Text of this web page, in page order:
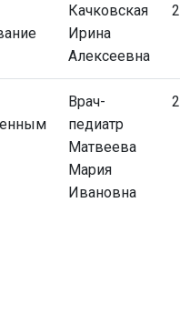
Качковская
Ирина
Алексеевна
Врач-
педиатр
Матвеева
Мария
Ивановна